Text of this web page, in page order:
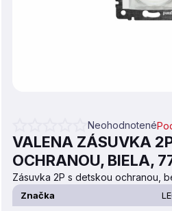
Priemerné hodnotenie produktu je
Neohodnotené
VALENA ZÁSUVKA
OCHRANOU, BIELA,
Zásuvka 2P s detskou ochranou,
Značka